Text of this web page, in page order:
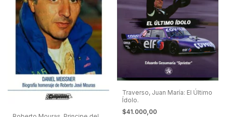
Traverso, Juan María: El Último
Ídolo.
$41.000,00